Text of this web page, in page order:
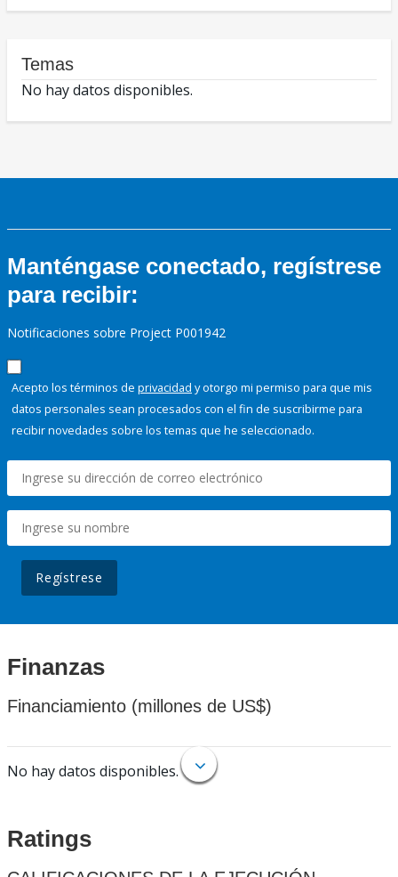
Temas
No hay datos disponibles.
Manténgase conectado, regístrese
para recibir:
Notificaciones sobre Project P001942
Acepto los términos de privacidad y otorgo mi permiso para que mis
datos personales sean procesados con el fin de suscribirme para
recibir novedades sobre los temas que he seleccionado.
Regístrese
Finanzas
Financiamiento (millones de US$)
No hay datos disponibles.
Ratings